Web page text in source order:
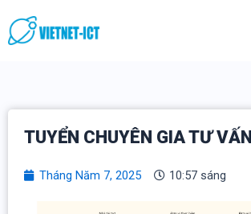
to
content
TUYỂN CHUYÊN GIA TƯ
Tháng Năm 7, 2025 10:57 sáng